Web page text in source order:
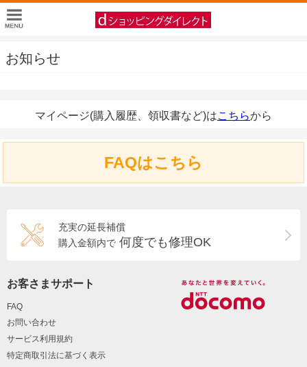
お知らせ
マイページ(購入履歴、領収書など)はこちらから
FAQはこちら
充実の延長補償
購入金額内で 何度でも修理OK
お客さまサポート
FAQ
お問い合わせ
サービス利用規約
特定商取引法に基づく表示